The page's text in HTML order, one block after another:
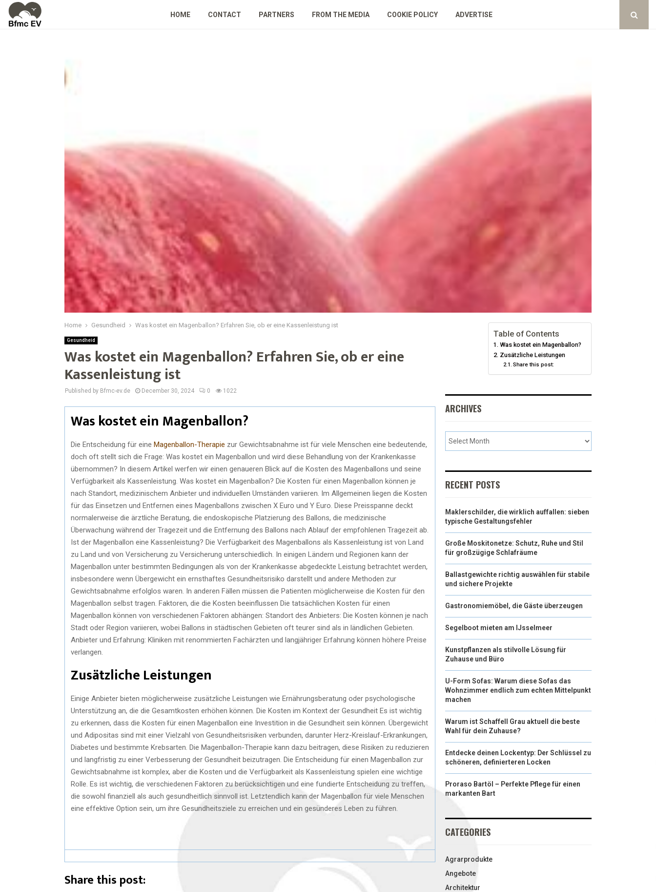
HOME CONTACT PARTNERS FROM THE MEDIA COOKIE POLICY ADVERTISE
Home Gesundheid Was kostet ein Magenballon? Erfahren Sie, ob er eine Kassenleistung ist
Gesundheid
Was kostet ein Magenballon? Erfahren Sie, ob er eine
Kassenleistung ist
Published by Bfmc-ev.de December 30, 2024 0 1022
Was kostet ein Magenballon?
Die Entscheidung für eine Magenballon-Therapie zur Gewichtsabnahme ist für viele Menschen eine bedeutende,
doch oft stellt sich die Frage: Was kostet ein Magenballon und wird diese Behandlung von der Krankenkasse
übernommen? In diesem Artikel werfen wir einen genaueren Blick auf die Kosten des Magenballons und seine
Verfügbarkeit als Kassenleistung. Was kostet ein Magenballon? Die Kosten für einen Magenballon können je
nach Standort, medizinischem Anbieter und individuellen Umständen variieren. Im Allgemeinen liegen die Kosten
für das Einsetzen und Entfernen eines Magenballons zwischen X Euro und Y Euro. Diese Preisspanne deckt
normalerweise die ärztliche Beratung, die endoskopische Platzierung des Ballons, die medizinische
Überwachung während der Tragezeit und die Entfernung des Ballons nach Ablauf der empfohlenen Tragezeit ab.
Ist der Magenballon eine Kassenleistung? Die Verfügbarkeit des Magenballons als Kassenleistung ist von Land
zu Land und von Versicherung zu Versicherung unterschiedlich. In einigen Ländern und Regionen kann der
Magenballon unter bestimmten Bedingungen als von der Krankenkasse abgedeckte Leistung betrachtet werden,
insbesondere wenn Übergewicht ein ernsthaftes Gesundheitsrisiko darstellt und andere Methoden zur
Gewichtsabnahme erfolglos waren. In anderen Fällen müssen die Patienten möglicherweise die Kosten für den
Magenballon selbst tragen. Faktoren, die die Kosten beeinflussen Die tatsächlichen Kosten für einen
Magenballon können von verschiedenen Faktoren abhängen: Standort des Anbieters: Die Kosten können je nach
Stadt oder Region variieren, wobei Ballons in städtischen Gebieten oft teurer sind als in ländlichen Gebieten.
Anbieter und Erfahrung: Kliniken mit renommierten Fachärzten und langjähriger Erfahrung können höhere Preise
verlangen.
Zusätzliche Leistungen
Einige Anbieter bieten möglicherweise zusätzliche Leistungen wie Ernährungsberatung oder psychologische
Unterstützung an, die die Gesamtkosten erhöhen können. Die Kosten im Kontext der Gesundheit Es ist wichtig
zu erkennen, dass die Kosten für einen Magenballon eine Investition in die Gesundheit sein können. Übergewicht
und Adipositas sind mit einer Vielzahl von Gesundheitsrisiken verbunden, darunter Herz-Kreislauf-Erkrankungen,
Diabetes und bestimmte Krebsarten. Die Magenballon-Therapie kann dazu beitragen, diese Risiken zu reduzieren
und langfristig zu einer Verbesserung der Gesundheit beizutragen. Die Entscheidung für einen Magenballon zur
Gewichtsabnahme ist komplex, aber die Kosten und die Verfügbarkeit als Kassenleistung spielen eine wichtige
Rolle. Es ist wichtig, die verschiedenen Faktoren zu berücksichtigen und eine fundierte Entscheidung zu treffen,
die sowohl finanziell als auch gesundheitlich sinnvoll ist. Letztendlich kann der Magenballon für viele Menschen
eine effektive Option sein, um ihre Gesundheitsziele zu erreichen und ein gesünderes Leben zu führen.
Share this post:
Table of Contents
Was kostet ein Magenballon?
Zusätzliche Leistungen
Share this post:
ARCHIVES
RECENT POSTS
Maklerschilder, die wirklich auffallen: sieben
typische Gestaltungsfehler
Große Moskitonetze: Schutz, Ruhe und Stil
für großzügige Schlafräume
Ballastgewichte richtig auswählen für stabile
und sichere Projekte
Gastronomiemöbel, die Gäste überzeugen
Segelboot mieten am IJsselmeer
Kunstpflanzen als stilvolle Lösung für
Zuhause und Büro
U-Form Sofas: Warum diese Sofas das
Wohnzimmer endlich zum echten Mittelpunkt
machen
Warum ist Schaffell Grau aktuell die beste
Wahl für dein Zuhause?
Entdecke deinen Lockentyp: Der Schlüssel zu
schöneren, definierteren Locken
Proraso Bartöl – Perfekte Pflege für einen
markanten Bart
CATEGORIES
Agrarprodukte
Angebote
Architektur